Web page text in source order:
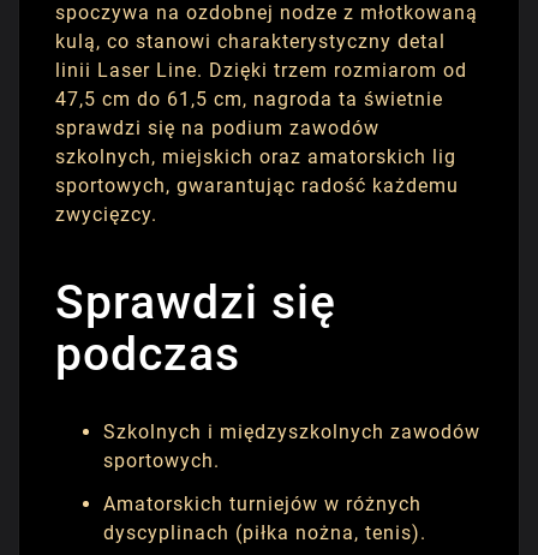
spoczywa na ozdobnej nodze z młotkowaną
kulą, co stanowi charakterystyczny detal
linii Laser Line. Dzięki trzem rozmiarom od
47,5 cm do 61,5 cm, nagroda ta świetnie
sprawdzi się na podium zawodów
szkolnych, miejskich oraz amatorskich lig
sportowych, gwarantując radość każdemu
zwycięzcy.
Sprawdzi się
podczas
Szkolnych i międzyszkolnych zawodów
sportowych.
Amatorskich turniejów w różnych
dyscyplinach (piłka nożna, tenis).